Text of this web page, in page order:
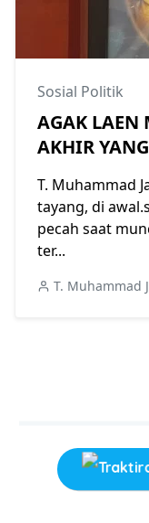
Sosial Politik
AGAK LAEN
AKHIR
T. Muhammad
tayang, di
pecah saat
ter...
T. Muhammad